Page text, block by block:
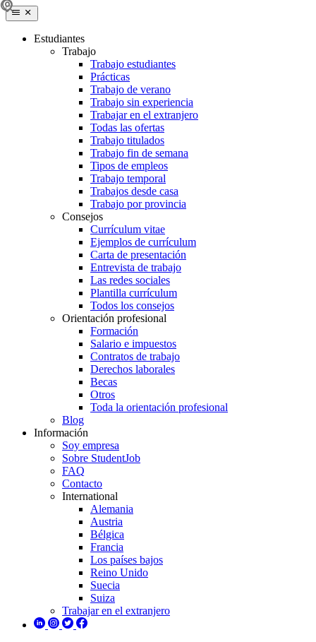
Estudiantes
Trabajo
Trabajo estudiantes
Prácticas
Trabajo de verano
Trabajo sin experiencia
Trabajar en el extranjero
Todas las ofertas
Trabajo titulados
Trabajo fin de semana
Tipos de empleos
Trabajo temporal
Trabajos desde casa
Trabajo por provincia
Consejos
Currículum vitae
Ejemplos de currículum
Carta de presentación
Entrevista de trabajo
Las redes sociales
Plantilla currículum
Todos los consejos
Orientación profesional
Formación
Salario e impuestos
Contratos de trabajo
Derechos laborales
Becas
Otros
Toda la orientación profesional
Blog
Información
Soy empresa
Sobre StudentJob
FAQ
Contacto
International
Alemania
Austria
Bélgica
Francia
Los países bajos
Reino Unido
Suecia
Suiza
Trabajar en el extranjero